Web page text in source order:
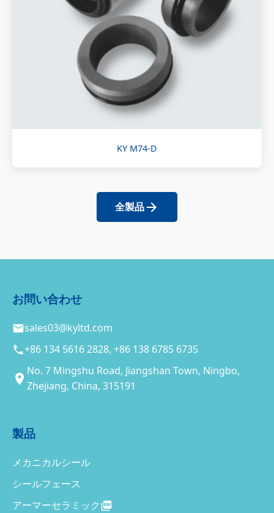
KY M74-D
全製品
お問い合わせ
sales03@kyltd.com
+86 134 5616 2828, +86 138 6785 6735
No. 7 Mingshu Road, Jiangshan Town, Ningbo,
Zhejiang, China, 315191
製品
メカニカルシール
シールフェース
アーマーセラミック